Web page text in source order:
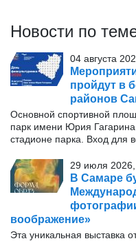
Новости по
04 августа
пройдут в
районов
Основной спортивной
парк имени Юрия
стадионе парка. Вход для
29 июля
В Самаре
воображение»
Эта уникальная выставка